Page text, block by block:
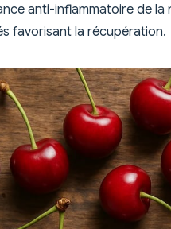
anti-inflammatoire de
favorisant la récupération.